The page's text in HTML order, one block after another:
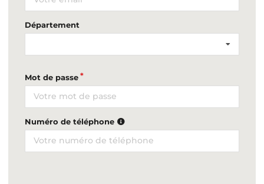
Département
Mot de passe
Numéro de téléphone